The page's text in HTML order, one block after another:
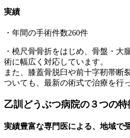
実績
・年間の手術件数260件
・橈尺骨骨折をはじめ、骨盤・大
術に幅広く対応しています。
また、膝蓋骨脱臼や前十字靭帯断
ついても、最新の術式で治療を行
乙訓どうぶつ病院の３つの特
実績豊富な専門医による、地域で